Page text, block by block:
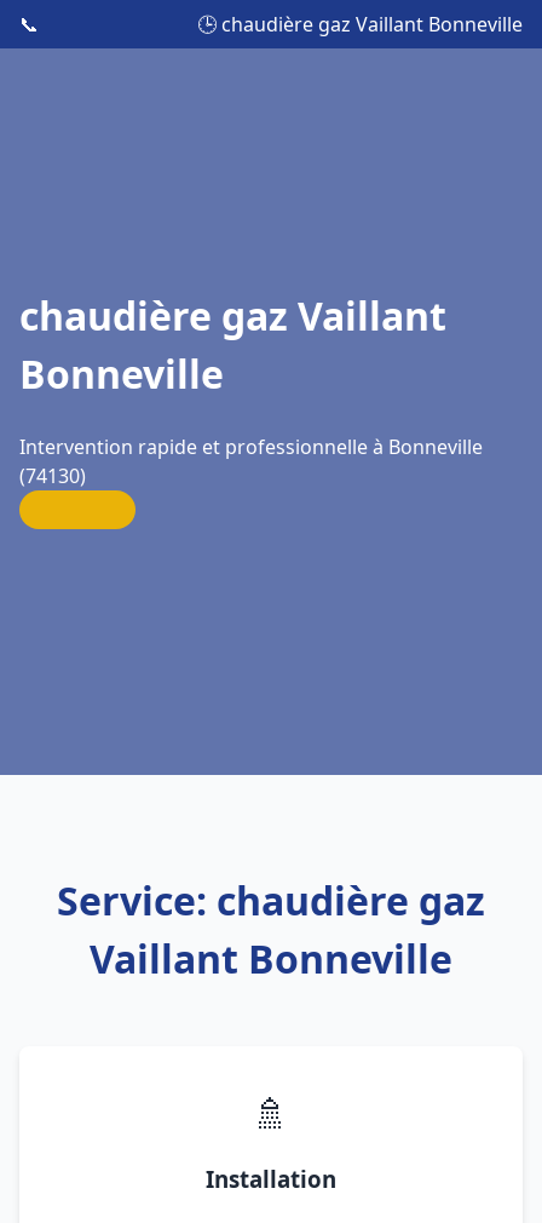
📞 🕒 chaudière gaz Vaillant Bonneville
chaudière gaz Vaillant
Bonneville
Intervention rapide et professionnelle à Bonneville
(74130)
Service: chaudière gaz
Vaillant Bonneville
🚿
Installation